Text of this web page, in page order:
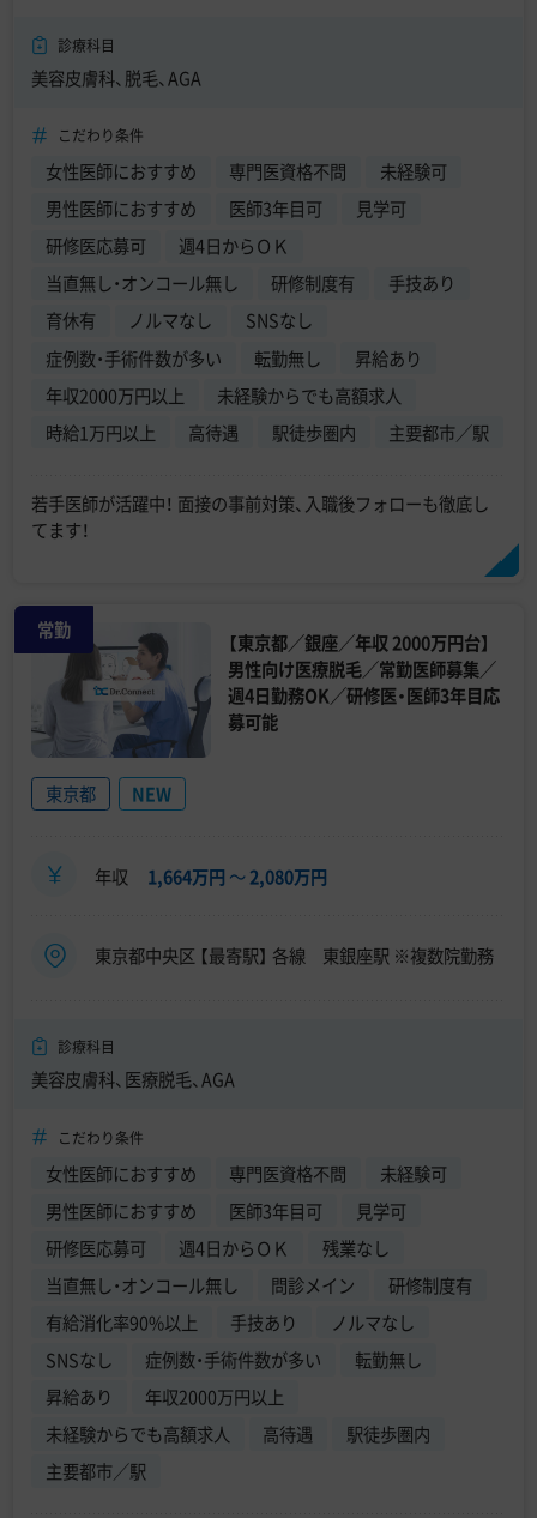
診療科目
美容皮膚科、脱毛、AGA
こだわり条件
女性医師におすすめ 専門医資格不問
未経験可
男性医師におすすめ
医師3年目可
見学可
研修医応募可
週4日からＯＫ
当直無し・オンコール無し
研修制度有
手技あり
育休有
ノルマなし
SNSなし
症例数・手術件数が多い
転勤無し
昇給あり
年収2000万円以上
未経験からでも高額求人
時給1万円以上
高待遇 駅徒歩圏内 主要都市／駅
若手医師が活躍中！ 面接の事前対策、入職後フォローも徹底し
てます！
常勤
【東京都／銀座／年収 2000万円台】
男性向け医療脱毛／常勤医師募集／
週4日勤務OK／研修医・医師3年目応
募可能
東京都 NEW
年収 1,664万円 〜2,080万円
東京都中央区 【最寄駅】 各線 東銀座駅 ※複数院勤務
診療科目
美容皮膚科、医療脱毛、AGA
こだわり条件
女性医師におすすめ 専門医資格不問
未経験可
男性医師におすすめ
医師3年目可
見学可
研修医応募可
週4日からＯＫ
残業なし
当直無し・オンコール無し
問診メイン
研修制度有
有給消化率90%以上
手技あり
ノルマなし
SNSなし
症例数・手術件数が多い
転勤無し
昇給あり
年収2000万円以上
未経験からでも高額求人
高待遇
駅徒歩圏内
主要都市／駅